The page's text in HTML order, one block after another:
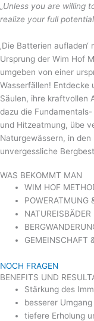
„Unless you are willing
realize your full
‚Die Batterien
Ursprung der Wim Hof
umgeben von einer
Wasserfällen! Entdecke
Säulen, ihre kraftvollen
dazu die
und Hitzeatmung, übe
Naturgewässern, in den
unvergessliche
WAS BEKOMMT MAN
WIM HOF
POWERATMUNG
GEMEINSCHAFT
NOCH FRAGEN
BENEFITS UND
Stärkung des
besserer
tiefere Erholung